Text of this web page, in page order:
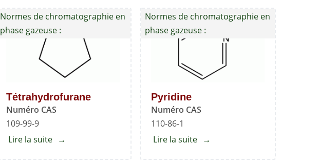
Tétrahydrofurane
Numéro CAS
109-99-9
Normes de chromatographie en
phase gazeuse :
Lire la suite about
Pyridine
Numéro CAS
110-86-1
Normes de chromatographie en
phase gazeuse :
Lire la suiteabout